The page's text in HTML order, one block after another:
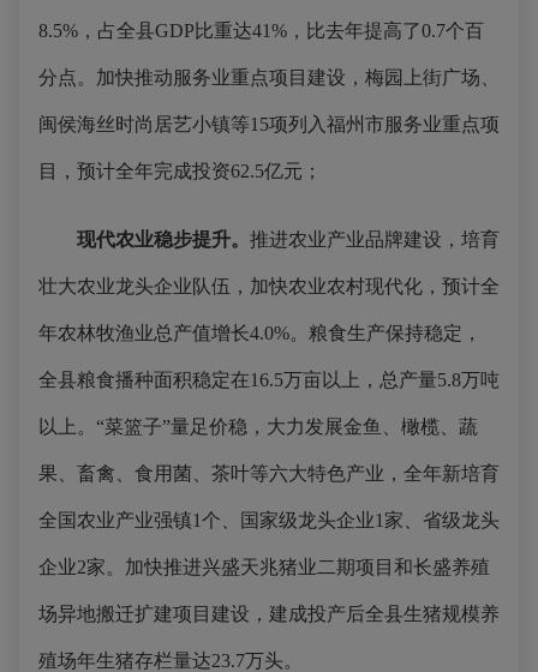
8.5%，占全县GDP比重达41%，比去年提高了0.7个百
分点。加快推动服务业重点项目建设，梅园上街广场、
闽侯海丝时尚居艺小镇等15项列入福州市服务业重点项
目，预计全年完成投资62.5亿元；
现代农业稳步提升。 推进农业产业品牌建设，培育
壮大农业龙头企业队伍，加快农业农村现代化，预计全
年农林牧渔业总产值增长4.0%。粮食生产保持稳定，
全县粮食播种面积稳定在16.5万亩以上，总产量5.8万吨
以上。“菜篮子”量足价稳，大力发展金鱼、橄榄、蔬
果、畜禽、食用菌、茶叶等六大特色产业，全年新培育
全国农业产业强镇1个、国家级龙头企业1家、省级龙头
企业2家。加快推进兴盛天兆猪业二期项目和长盛养殖
场异地搬迁扩建项目建设，建成投产后全县生猪规模养
殖场年生猪存栏量达23.7万头。